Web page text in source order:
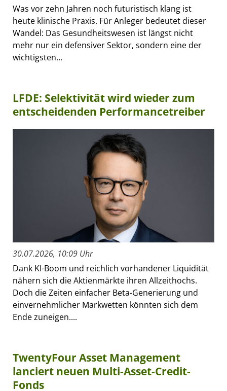
Was vor zehn Jahren noch futuristisch klang ist
heute klinische Praxis. Für Anleger bedeutet dieser
Wandel: Das Gesundheitswesen ist längst nicht
mehr nur ein defensiver Sektor, sondern eine der
wichtigsten...
LFDE: Selektivität wird wieder zum
entscheidenden Performancetreiber
30.07.2026, 10:09 Uhr
Dank KI-Boom und reichlich vorhandener Liquidität
nähern sich die Aktienmärkte ihren Allzeithochs.
Doch die Zeiten einfacher Beta-Generierung und
einvernehmlicher Markwetten könnten sich dem
Ende zuneigen....
TwentyFour Asset Management
lanciert neuen Multi-Asset-Credit-
Fonds